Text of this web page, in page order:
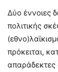
Δύο έννοιες
πολιτικής
πρόκειται,
απαράδεκτες